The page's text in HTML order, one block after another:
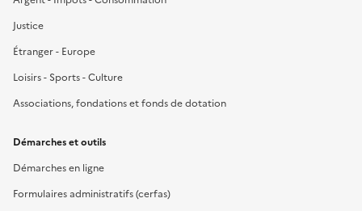
Justice
Étranger - Europe
Loisirs - Sports - Culture
Associations, fondations et fonds de dotation
Démarches et outils
Démarches en ligne
Formulaires administratifs (cerfas)